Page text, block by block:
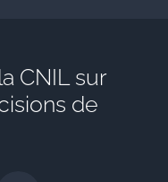
CNIL sur
de